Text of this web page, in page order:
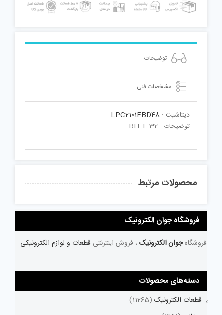
توضیحات
مشخصات فنی
دیتاشیت : LPC2101FBD48
توضیحات : 32-BIT F
محصولات مرتبط
فروشگاه جوان الکترونیک
فروشگاهجوان الکترونیک ، فروش اینترنتی قطعات و لوازم الکترونیکی
دسته‌های محصولات
قطعات الکترونیک (11265)